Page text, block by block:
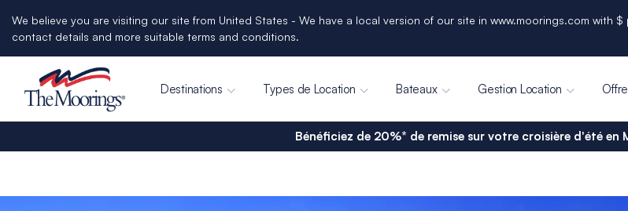
We believe you are visiting our site from United States - We have a local version of our site in www.moorings.com with $
contact details and more suitable terms and conditions.
Destinations Types de Location Bateaux Gestion Location
Bénéficiez de 20%* de remise sur votre croisière d'été en